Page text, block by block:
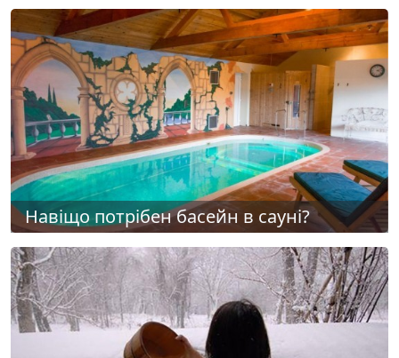
Навіщо потрібен басейн в сауні?